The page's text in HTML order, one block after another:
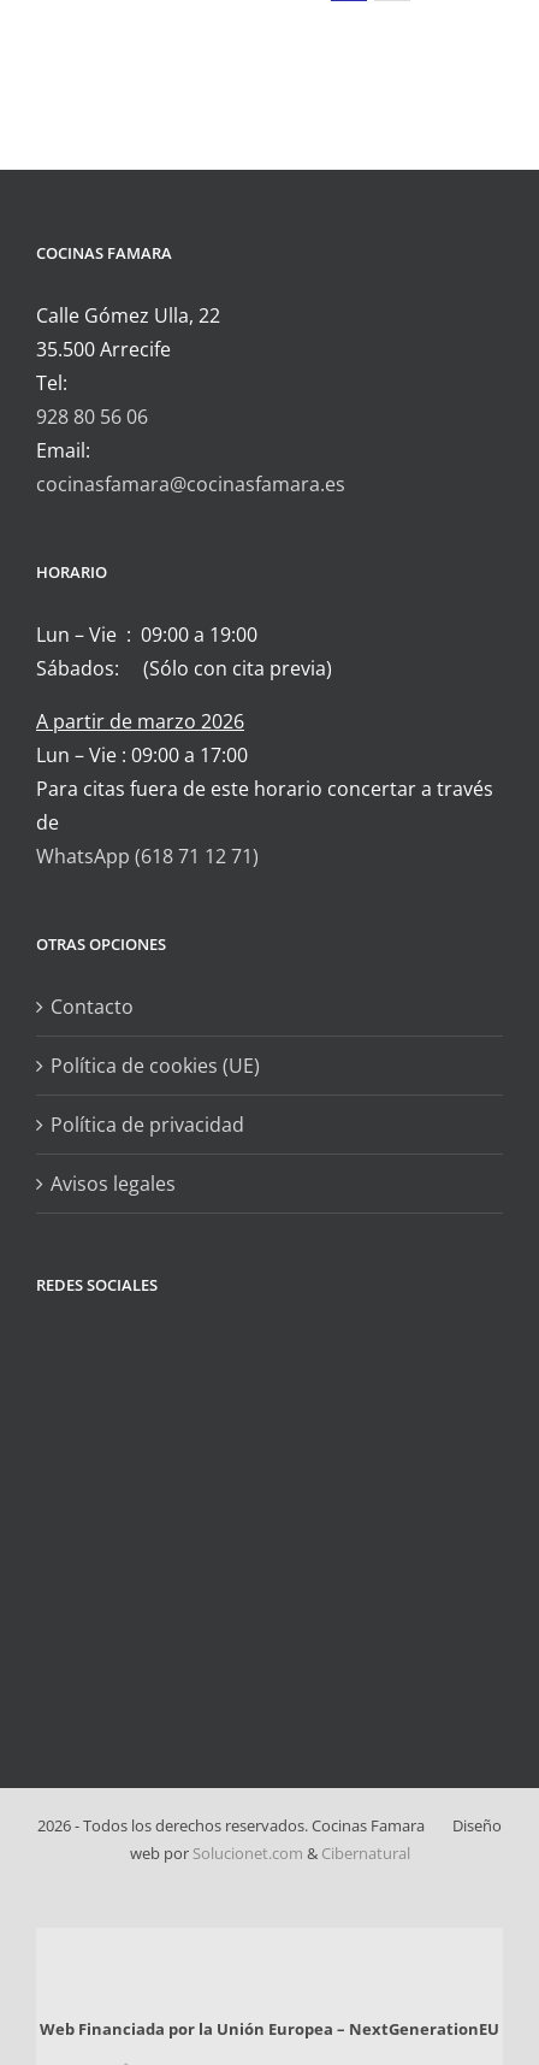
COCINAS FAMARA
Calle Gómez Ulla, 22
35.500 Arrecife
Tel:
928 80 56 06
Email:
cocinasfamara@cocinasfamara.es
HORARIO
Lun – Vie : 09:00 a 19:00
Sábados: (Sólo con cita previa)
A partir de marzo 2026
Lun – Vie : 09:00 a 17:00
Para citas fuera de este horario concertar a través
de
WhatsApp (618 71 12 71)
OTRAS OPCIONES
Contacto
Política de cookies (UE)
Política de privacidad
Avisos legales
REDES SOCIALES
2026 - Todos los derechos reservados. Cocinas Famara
Diseño
web por Solucionet.com & Cibernatural
Web Financiada por la Unión Europea – NextGenerationEU